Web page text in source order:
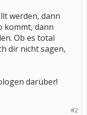
werden, dann
kommt, dann
Ob es total
dir nicht sagen,
darüber!
#2